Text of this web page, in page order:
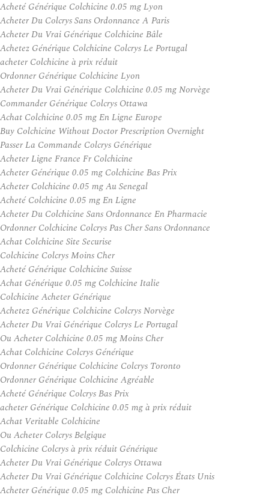
Acheté Générique Colchicine 0.05 mg Lyon
Acheter Du Colcrys Sans Ordonnance A Paris
Acheter Du Vrai Générique Colchicine Bâle
Achetez Générique Colchicine Colcrys Le Portugal
acheter Colchicine à prix réduit
Ordonner Générique Colchicine Lyon
Acheter Du Vrai Générique Colchicine 0.05 mg Norvège
Commander Générique Colcrys Ottawa
Achat Colchicine 0.05 mg En Ligne Europe
Buy Colchicine Without Doctor Prescription Overnight
Passer La Commande Colcrys Générique
Acheter Ligne France Fr Colchicine
Acheter Générique 0.05 mg Colchicine Bas Prix
Acheter Colchicine 0.05 mg Au Senegal
Acheté Colchicine 0.05 mg En Ligne
Acheter Du Colchicine Sans Ordonnance En Pharmacie
Ordonner Colchicine Colcrys Pas Cher Sans Ordonnance
Achat Colchicine Site Securise
Colchicine Colcrys Moins Cher
Acheté Générique Colchicine Suisse
Achat Générique 0.05 mg Colchicine Italie
Colchicine Acheter Générique
Achetez Générique Colchicine Colcrys Norvège
Acheter Du Vrai Générique Colcrys Le Portugal
Ou Acheter Colchicine 0.05 mg Moins Cher
Achat Colchicine Colcrys Générique
Ordonner Générique Colchicine Colcrys Toronto
Ordonner Générique Colchicine Agréable
Acheté Générique Colcrys Bas Prix
acheter Générique Colchicine 0.05 mg à prix réduit
Achat Veritable Colchicine
Ou Acheter Colcrys Belgique
Colchicine Colcrys à prix réduit Générique
Acheter Du Vrai Générique Colcrys Ottawa
Acheter Du Vrai Générique Colchicine Colcrys États Unis
Acheter Générique 0.05 mg Colchicine Pas Cher